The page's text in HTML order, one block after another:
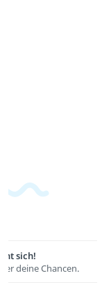
sich!
deine Chancen.